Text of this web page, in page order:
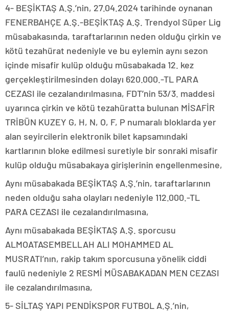
4- BEŞİKTAŞ A.Ş.’nin, 27.04.2024 tarihinde oynanan
FENERBAHÇE A.Ş.-BEŞİKTAŞ A.Ş. Trendyol Süper Lig
müsabakasında, taraftarlarının neden olduğu çirkin ve
kötü tezahürat nedeniyle ve bu eylemin aynı sezon
içinde misafir kulüp olduğu müsabakada 12. kez
gerçekleştirilmesinden dolayı 620.000.-TL PARA
CEZASI ile cezalandırılmasına, FDT’nin 53/3. maddesi
uyarınca çirkin ve kötü tezahüratta bulunan MİSAFİR
TRİBÜN KUZEY G, H, N, O, F, P numaralı bloklarda yer
alan seyircilerin elektronik bilet kapsamındaki
kartlarının bloke edilmesi suretiyle bir sonraki misafir
kulüp olduğu müsabakaya girişlerinin engellenmesine,
Aynı müsabakada BEŞİKTAŞ A.Ş.’nin, taraftarlarının
neden olduğu saha olayları nedeniyle 112.000.-TL
PARA CEZASI ile cezalandırılmasına,
Aynı müsabakada BEŞİKTAŞ A.Ş. sporcusu
ALMOATASEMBELLAH ALI MOHAMMED AL
MUSRATI’nın, rakip takım sporcusuna yönelik ciddi
faulü nedeniyle 2 RESMİ MÜSABAKADAN MEN CEZASI
ile cezalandırılmasına,
5- SİLTAŞ YAPI PENDİKSPOR FUTBOL A.Ş.’nin,